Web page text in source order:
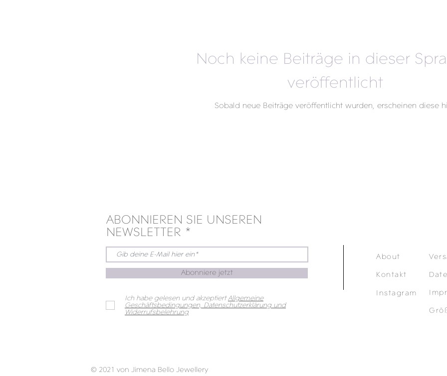
Noch keine Beiträge in dieser
veröffentlicht
Sobald neue Beiträge veröffentlicht wurden, erscheinen diese
ABONNIEREN SIE UNSEREN
NEWSLETTER
Abonniere jetzt
Ich habe gelesen und akzeptiert Allgemeine
Geschäftsbedingungen, Datenschutzerklärung und
Widerrufsbelehrung
About
Kontakt
Instagram
© 2021 von Jimena Bello Jewellery